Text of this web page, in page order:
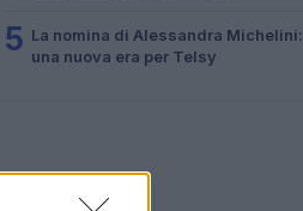
5 La nomina di Alessandra Michelini:
una nuova era per Telsy